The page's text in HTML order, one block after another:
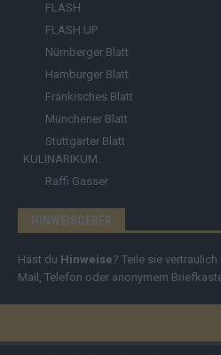
FLASH
FLASH UP
Nürnberger Blatt
Hamburger Blatt
Fränkisches Blatt
Münchener Blatt
Stuttgarter Blatt
KULINARIKUM.
Raffi Gasser
HINWEISGEBER
Hast du Hinweise? Teile sie vertraulich
Mail, Telefon oder anonymem